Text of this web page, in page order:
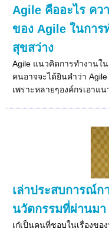
Agile คืออะไร ค
ของ Agile ในกา
สุขสว่าง
Agile แนวคิดการทำงานใ
คนอาจจะได้ยินคำว่า
เพราะหลายๆองค์กรเอาแ
เล่าประสบการณ์
นวัตกรรมที่ผ่านม
เก๋เป็นคนที่ชอบในเรื่องข